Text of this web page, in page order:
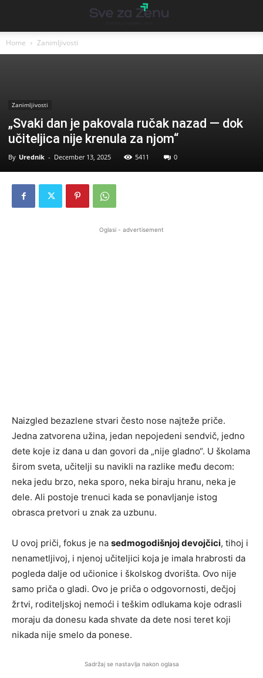
Home Zanimljivosti
Zanimljivosti
„Svaki dan je pakovala ručak nazad — dok
učiteljica nije krenula za njom“
By Urednik - December 13, 2025 5411 0
Oglasi - advertisement
Naizgled bezazlene stvari često nose najteže priče.
Jedna zatvorena užina, jedan nepojedeni sendvič, jedno
dete koje iz dana u dan govori da „nije gladno“. U školama
širom sveta, učitelji su navikli na razlike među decom:
neka jedu brzo, neka sporo, neka biraju hranu, neka je
dele. Ali postoje trenuci kada se ponavljanje istog
obrasca pretvori u znak za uzbunu.
U ovoj priči, fokus je na sedmogodišnjoj devojčici, tihoj i
nenametljivoj, i njenoj učiteljici koja je imala hrabrosti da
pogleda dalje od učionice i školskog dvorišta. Ovo nije
samo priča o gladi. Ovo je priča o odgovornosti, dečjoj
žrtvi, roditeljskoj nemoći i teškim odlukama koje odrasli
moraju da donesu kada shvate da dete nosi teret koji
nikada nije smelo da ponese.
Sadržaj se nastavlja nakon oglasa